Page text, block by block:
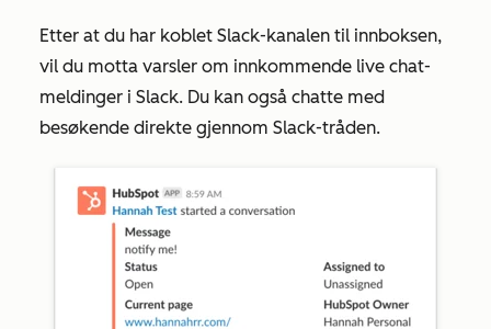
Etter at du har koblet Slack-kanalen til innboksen,
vil du motta varsler om innkommende live chat-
meldinger i Slack. Du kan også chatte med
besøkende direkte gjennom Slack-tråden.